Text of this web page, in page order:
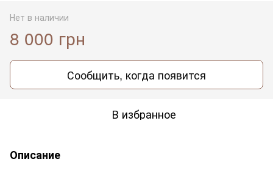
Нет в наличии
8 000 грн
Сообщить, когда появится
В избранное
Описание